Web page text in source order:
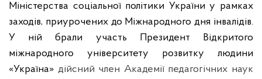
Міністерства соціальної політики України у рамках
заходів, приурочених до Міжнародного дня інвалідів.
У ній брали участь Президент Відкритого
міжнародного університету розвитку людини
«Україна» дійсний член Академії педагогічних наук